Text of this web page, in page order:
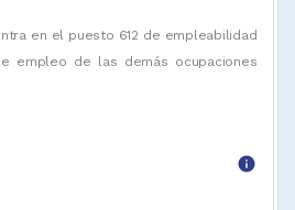
en el puesto 612 de empleabilidad
empleo de las demás ocupaciones
info